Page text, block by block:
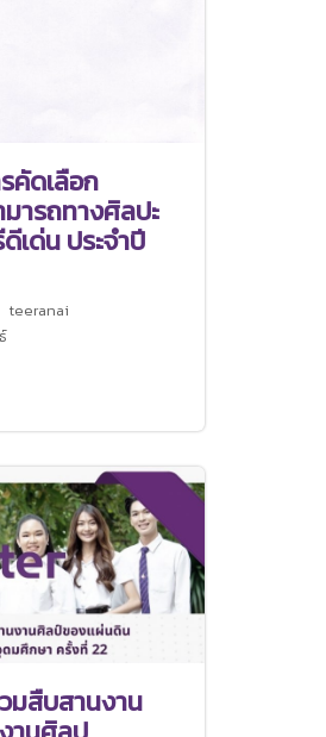
คัดเลือก
ารถทางศิลปะ
เด่น ประจำปี
teeranai
มสืบสานงาน